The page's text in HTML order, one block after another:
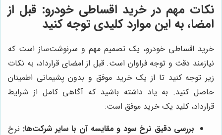
نکات مهم در خرید اقساطی خودرو: قبل از
امضا، به این موارد کلیدی توجه کنید
خرید اقساطی خودرو، یک تصمیم مهم و سرنوشت‌ساز است که
نیازمند دقت و توجه فراوان است. قبل از امضای قرارداد، به نکات
زیر توجه کنید تا از یک خرید موفق و بدون پشیمانی اطمینان
حاصل کنید. به یاد داشته باشید که آگاهی کامل از شرایط
قرارداد، کلید یک خرید موفق است:
بررسی دقیق نرخ سود و مقایسه آن با سایر شرکت‌ها: نرخ